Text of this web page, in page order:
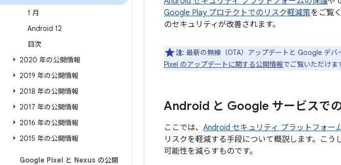
1 月
Android 12
目次
2020 年の公開情報
2019 年の公開情報
2018 年の公開情報
2017 年の公開情報
2016 年の公開情報
2015 年の公開情報
Google Pixel と Nexus の公開
Google Play プロテクトでのリスク軽減策をご覧
のセキュリティが改善されます。
注: 最新の無線（OTA）アップデートと Google デバ
Pixel のアップデートに関する公開情報でご覧いただけま
Android と Google サービスで
ここでは、 Android セキュリティ プラットフォー
リスクを軽減する手段について概説します。こ
可能性を減らすものです。